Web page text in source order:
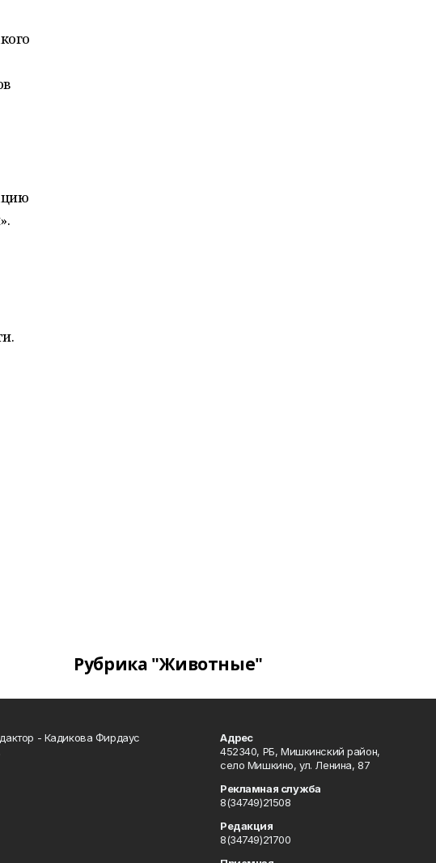
Рубрика "Животные"
- Кадикова Фирдаус
Адрес
452340, РБ, Мишкинский район,
село Мишкино, ул. Ленина, 87
Рекламная служба
8(34749)21508
Редакция
8(34749)21700